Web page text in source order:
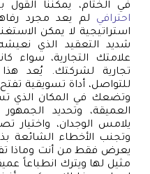
في الختام، يمكننا القول
احترافي لم يعد مجرد
استراتيجية لا يمكن
شديد التعقيد الذي
علامتك التجارية،
تجارية لشركتك. يُعد هذا
للتواصل، أداة تسويقية
وتضعك في المكان الذي
العميقة، وتحديد
يلامس الوجدان،
وتجنب الأخطاء الشائعة
يعرض فقط من أنت وماذا
مثيل لها ويترك انطباعاً